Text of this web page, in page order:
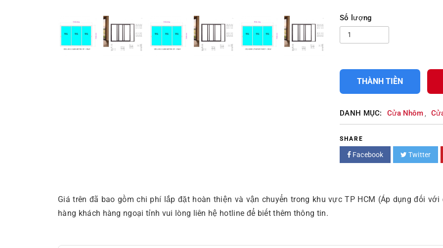
Số lượng
THÀNH TIỀN
DANH MỤC: Cửa Nhôm ,
SHARE
Facebook Twitter
Giá trên đã bao gồm chi phí lắp đặt hoàn thiện và vận chuyển trong khu vực TP HCM (Áp dụng đối
hàng khách hàng ngoại tỉnh vui lòng liên hệ hotline để biết thêm thông tin.